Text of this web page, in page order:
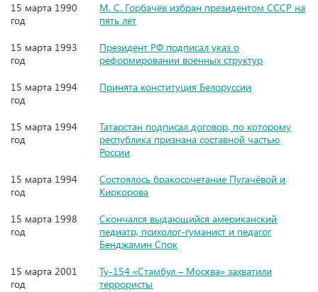
15 марта 1990
год
М. С. Горбачёв избран президентом СССР на
пять лет
15 марта 1993
год
Президент РФ подписал указ о
реформировании военных структур
15 марта 1994
год
Принята конституция Белоруссии
15 марта 1994
год
Татарстан подписал договор, по которому
республика признана составной частью
России
15 марта 1994
год
Состоялось бракосочетание Пугачёвой и
Киркорова
15 марта 1998
год
Скончался выдающийся американский
педиатр, психолог-гуманист и педагог
Бенджамин Спок
15 марта 2001
год
Ту-154 «Стамбул – Москва» захватили
террористы